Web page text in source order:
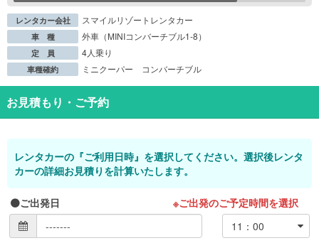
レンタカー会社 スマイルリゾートレンタカー
車 種 外車（MINIコンバーチブル1-8）
定 員 4人乗り
車種確約 ミニクーパー コンバーチブル
お見積もり・ご予約
レンタカーの『ご利用日時』を選択してください。選択後レンタ
カーの詳細お見積りを計算いたします。
ご出発日 ※ご出発のご予定時間を選択